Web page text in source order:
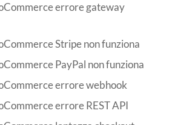
errore gateway
Stripe non funziona
PayPal non funziona
errore webhook
errore REST API